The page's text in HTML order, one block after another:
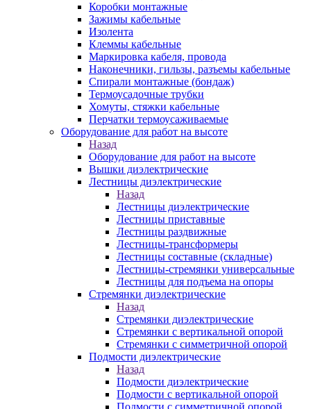
Коробки монтажные
Зажимы кабельные
Изолента
Клеммы кабельные
Маркировка кабеля, провода
Наконечники, гильзы, разъемы кабельные
Спирали монтажные (бондаж)
Термоусадочные трубки
Хомуты, стяжки кабельные
Перчатки термоусаживаемые
Оборудование для работ на высоте
Назад
Оборудование для работ на высоте
Вышки диэлектрические
Лестницы диэлектрические
Назад
Лестницы диэлектрические
Лестницы приставные
Лестницы раздвижные
Лестницы-трансформеры
Лестницы составные (складные)
Лестницы-стремянки универсальные
Лестницы для подъема на опоры
Стремянки диэлектрические
Назад
Стремянки диэлектрические
Стремянки с вертикальной опорой
Стремянки с симметричной опорой
Подмости диэлектрические
Назад
Подмости диэлектрические
Подмости с вертикальной опорой
Подмости с симметричной опорой